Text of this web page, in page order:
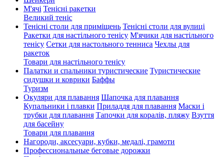
М'ячі Тенісні ракетки
Великий теніс
Тенісні столи для приміщень Тенісні столи для вулиці
Ракетки для настільного тенісу М'ячики для настільного
тенісу Сетки для настольного тенниса Чехлы для
ракеток
Товари для настільного тенісу
Палатки и спальники туристические Туристические
сидушки и коврики Баффы
Туризм
Окуляри для плавання Шапочка для плавання
Купальники і плавки Приладдя для плавання Маски і
трубки для плавання Тапочки для коралів, пляжу Взуття
для басейну
Товари для плавання
Нагороди, аксесуари, кубки, медалі, грамоти
Профессиональные беговые дорожки